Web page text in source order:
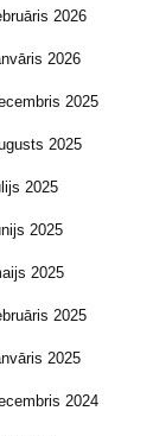
2026
2026
2025
2025
2025
2025
2025
2025
2025
2024